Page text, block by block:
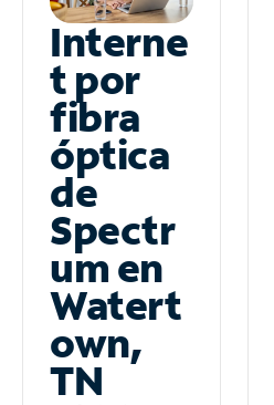
Interne
t por
fibra
óptica
de
Spectr
um en
Watert
own,
TN